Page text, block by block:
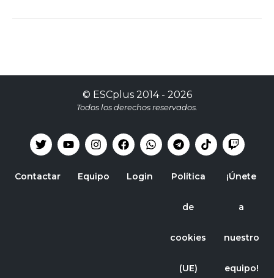
© ESCplus2014 - 2026
Todos los derechos reservados.
Contactar Equipo Login Política
de
cookies
(UE)
¡Únete
a
nuestro
equipo!